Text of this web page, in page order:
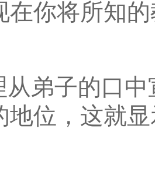
在你将所知
从弟子的口
地位，这就